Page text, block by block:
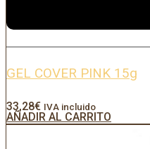
GEL COVER PINK 15g
33,28€ IVA incluido
AÑADIR AL CARRITO